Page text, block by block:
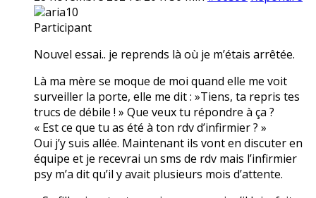
aria10
Participant
Nouvel essai.. je reprends là où je m’étais arrêtée.
Là ma mère se moque de moi quand elle me voit
surveiller la porte, elle me dit : »Tiens, ta repris tes
trucs de débile ! » Que veux tu répondre à ça ?
« Est ce que tu as été à ton rdv d’infirmier ? »
Oui j’y suis allée. Maintenant ils vont en discuter en
équipe et je recevrai un sms de rdv mais l’infirmier
psy m’a dit qu’il y avait plusieurs mois d’attente.